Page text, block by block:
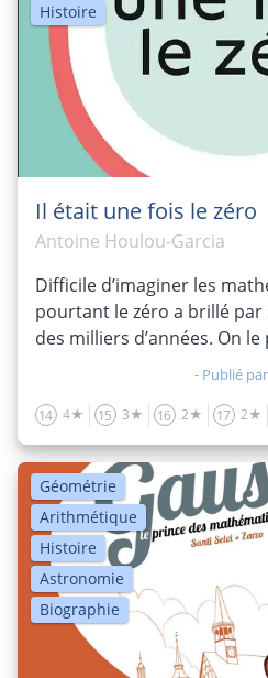
Histoire
Il était une fois le zéro
Antoine Houlou-Garcia
Difficile d’imaginer les
pourtant le zéro a brillé
des milliers d’années. On
- Publié par
14 4★ 15 3★ 16 2★ 17 2★
Géométrie
Arithmétique
Histoire
Astronomie
Biographie